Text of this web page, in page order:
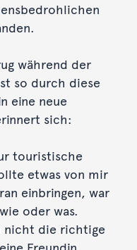
während der
so durch diese
eine neue
sich:
touristische
etwas von mir
einbringen, war
oder was.
nicht die richtige